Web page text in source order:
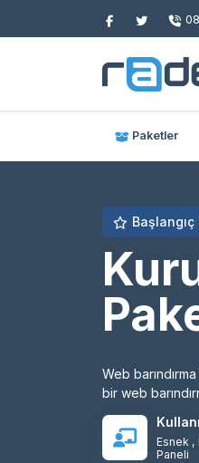
Paketler
Başlangıç
Web
bir web
Esnek ,
Paneli